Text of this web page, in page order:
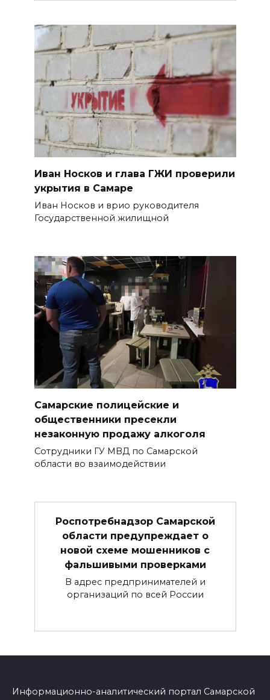
Иван Носков и глава ГЖИ проверили
укрытия в Самаре
Иван Носков и врио руководителя
Государственной жилищной
Самарские полицейские и
общественники пресекли
незаконную продажу алкоголя
Сотрудники ГУ МВД по Самарской
области во взаимодействии
Роспотребнадзор Самарской
области предупреждает о
новой схеме мошенников с
фальшивыми проверками
В адрес предпринимателей и
организаций по всей России
Информационно-аналитический портал Самарской